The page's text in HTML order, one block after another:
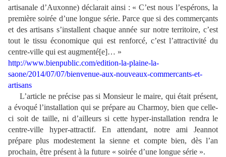
artisanale d’Auxonne) déclarait ainsi : « C’est nous l’espérons, la
première soirée d’une longue série. Parce que si des commerçants
et des artisans s’installent chaque année sur notre territoire, c’est
tout le tissu économique qui est renforcé, c’est l’attractivité du
centre-ville qui est augmenté[e]… »
http://www.bienpublic.com/edition-la-plaine-la-
saone/2014/07/07/bienvenue-aux-nouveaux-commercants-et-
artisans
L’article ne précise pas si Monsieur le maire, qui était présent,
a évoqué l’installation qui se prépare au Charmoy, bien que celle-
ci soit de taille, ni d’ailleurs si cette hyper-installation rendra le
centre-ville hyper-attractif. En attendant, notre ami Jeannot
prépare plus modestement la sienne et compte bien, dès l’an
prochain, être présent à la future « soirée d’une longue série ».